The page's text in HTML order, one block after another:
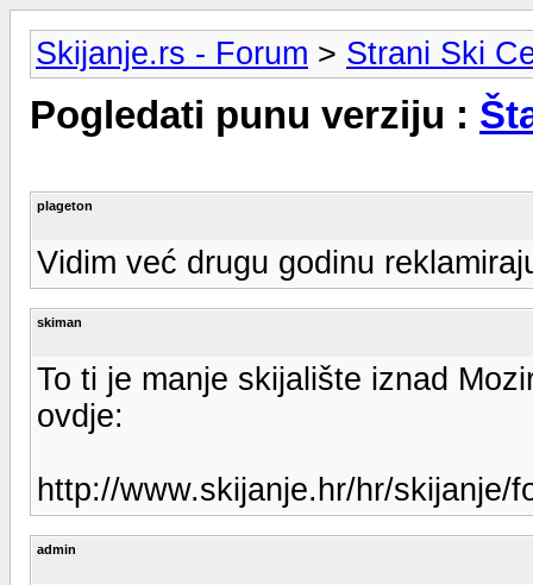
Skijanje.rs - Forum > Strani Ski
Pogledati punu verziju :
plageton
Vidim već drugu godinu
skiman
To ti je manje skijalište iznad
ovdje:
http://www.skijanje.hr/hr/skijanje/
admin